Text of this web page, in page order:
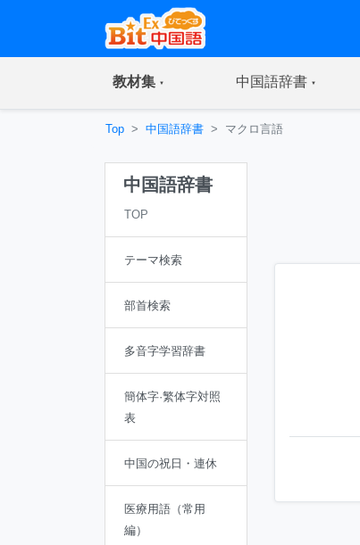
教材集(current) 中国語辞書(current)
Top 中国語辞書 マクロ言語
中国語辞書
TOP
テーマ検索
部首検索
多音字学習辞書
簡体字·繁体字対照
表
中国の祝日・連休
医療用語（常用
編）